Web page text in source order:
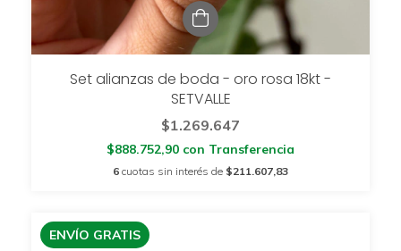
Set alianzas de boda - oro rosa 18kt -
SETVALLE
$1.269.647
$888.752,90 con Transferencia
6 cuotas sin interés de $211.607,83
ENVÍO GRATIS